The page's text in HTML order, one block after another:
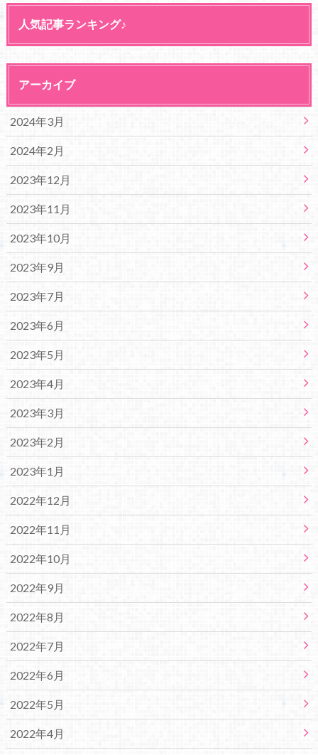
人気記事ランキング♪
アーカイブ
2024年3月
2024年2月
2023年12月
2023年11月
2023年10月
2023年9月
2023年7月
2023年6月
2023年5月
2023年4月
2023年3月
2023年2月
2023年1月
2022年12月
2022年11月
2022年10月
2022年9月
2022年8月
2022年7月
2022年6月
2022年5月
2022年4月